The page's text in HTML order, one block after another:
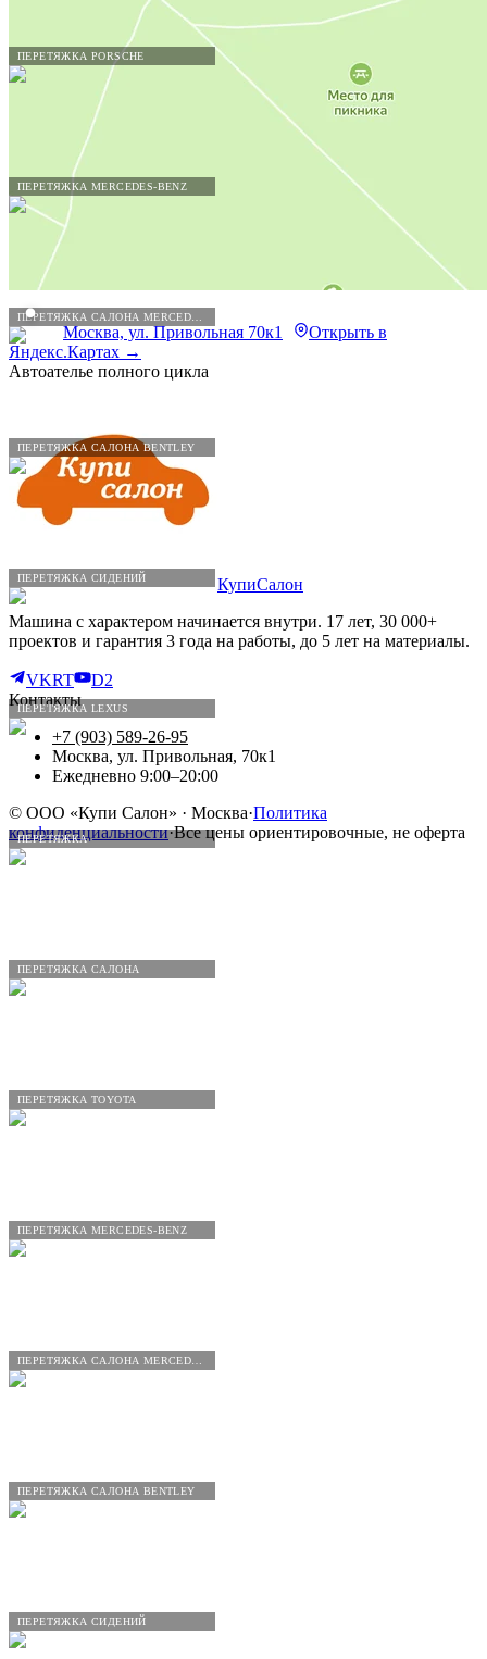
ПЕРЕТЯЖКА PORSCHE
ПЕРЕТЯЖКА MERCEDES-BENZ
ПЕРЕТЯЖКА САЛОНА BENTLEY
ПЕРЕТЯЖКА СИДЕНИЙ
ПЕРЕТЯЖКА LEXUS
ПЕРЕТЯЖКА
ПЕРЕТЯЖКА САЛОНА
ПЕРЕТЯЖКА TOYOTA
ПЕРЕТЯЖКА MERCEDES-BENZ
ПЕРЕТЯЖКА САЛОНА BENTLEY
ПЕРЕТЯЖКА СИДЕНИЙ
Москва, ул. Привольная 70к1
Открыть в
Яндекс.Картах →
Автоателье полного цикла
КупиСалон
Машина с характером начинается внутри. 17 лет, 30 000+
проектов и гарантия 3 года на работы, до 5 лет на материалы.
VKRT
D2
Контакты
+7 (903) 589-26-95
Москва, ул. Привольная, 70к1
Ежедневно 9:00–20:00
© ООО «Купи Салон» · Москва·Политика
конфиденциальности·Все цены ориентировочные, не оферта